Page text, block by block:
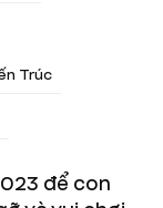
Trúc